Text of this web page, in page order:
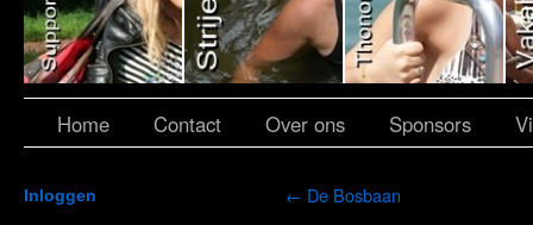
Home Contact Over ons Sponsors
Inloggen ← De Bosbaan